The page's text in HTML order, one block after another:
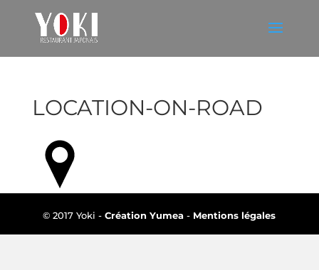
LOCATION-ON-ROAD
© 2017 Yoki -Création Yumea - Mentions légales